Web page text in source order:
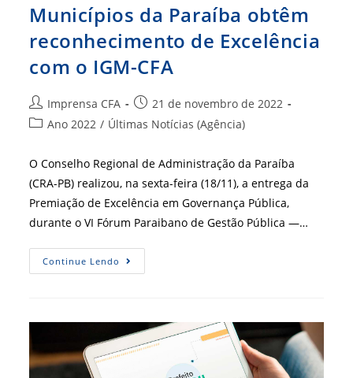
Municípios da Paraíba obtêm
reconhecimento de Excelência
com o IGM-CFA
Autor
do
Imprensa CFA
Post
publicado:
21 de novembro de 2022
Categoria
post:
Ano 2022 / Últimas Notícias (Agência)
O Conselho Regional de Administração da Paraíba
(CRA-PB) realizou, na sexta-feira (18/11), a entrega da
Premiação de Excelência em Governança Pública,
durante o VI Fórum Paraibano de Gestão Pública —…
Continue Lendo Municípios
Da
Excelência
Com
O
IGM-